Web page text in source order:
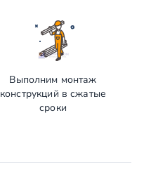
Выполним монтаж
конструкций в сжатые
сроки